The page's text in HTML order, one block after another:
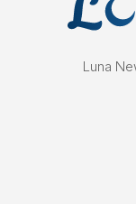
Luna